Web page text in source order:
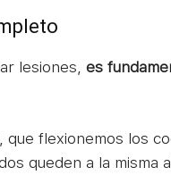
lesiones, es
flexionemos los
queden a la misma